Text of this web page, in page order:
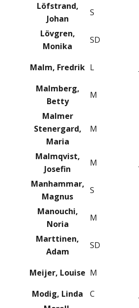
Löfstrand,
Johan
S
Lövgren,
Monika
SD
Malm, Fredrik L
Malmberg,
Betty
M
Malmer
Stenergard,
Maria
M
Malmqvist,
Josefin
M
Manhammar,
Magnus
S
Manouchi,
Noria
M
Marttinen,
Adam
SD
Meijer, Louise M
Modig, Linda
C